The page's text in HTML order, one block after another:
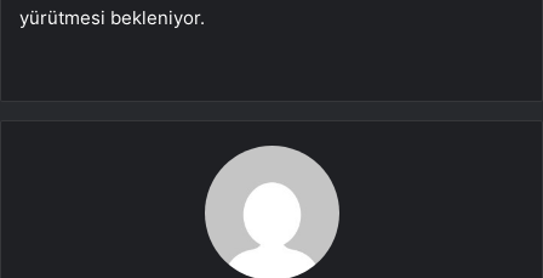
yürütmesi bekleniyor.